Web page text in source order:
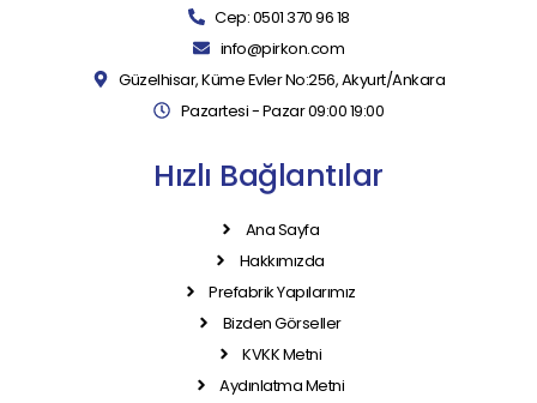
Cep: 0501 370 96 18
info@pirkon.com
Güzelhisar, Küme Evler No:256, Akyurt/Ankara
Pazartesi - Pazar 09:00 19:00
Hızlı Bağlantılar
Ana Sayfa
Hakkımızda
Prefabrik Yapılarımız
Bizden Görseller
KVKK Metni
Aydınlatma Metni